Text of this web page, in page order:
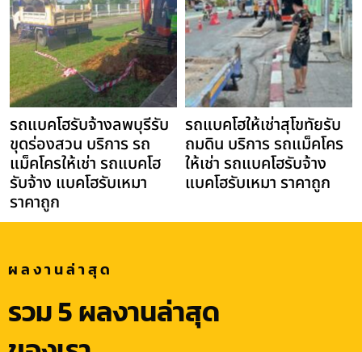
รถแบคโฮรับจ้างลพบุรีรับ
ขุดร่องสวน บริการ รถ
แม็คโครให้เช่า รถแบคโฮ
รับจ้าง แบคโฮรับเหมา
ราคาถูก
รถแบคโฮให้เช่าสุโขทัยรับ
ถมดิน บริการ รถแม็คโคร
ให้เช่า รถแบคโฮรับจ้าง
แบคโฮรับเหมา ราคาถูก
ผลงานล่าสุด
รวม 5 ผลงานล่าสุด